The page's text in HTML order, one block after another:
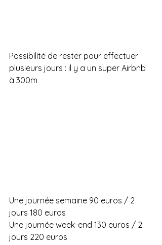
Possibilité de rester pour effectuer
plusieurs jours : il y a un super Airbnb
à 300m
Une journée semaine 90 euros / 2
jours 180 euros
Une journée week-end 130 euros / 2
jours 220 euros